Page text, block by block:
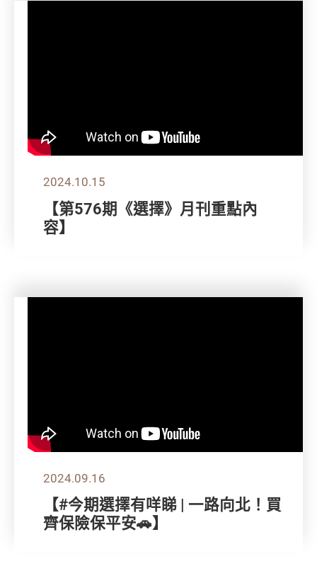
2024.10.15
【第576期《選擇》月刊重點內
容】
2024.09.16
【#今期選擇有咩睇 | 一路向北！買
齊保險保平安🚗】